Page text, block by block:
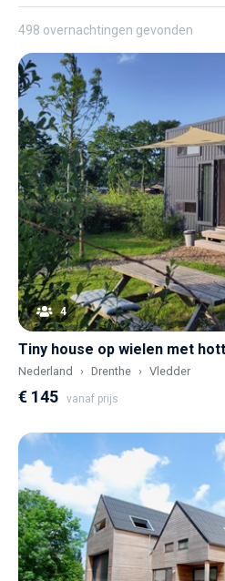
498 overnachtingen gevonden
4
Nederland Drenthe Vledder
€ 145 vanaf prijs